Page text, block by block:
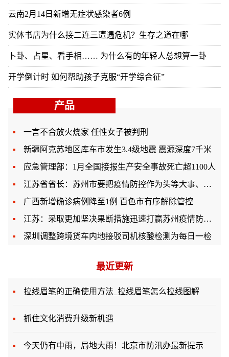
云南2月14日新增无症状感染者6例
实体书店为什么接二连三遭遇危机？生存之道在哪
卜卦、占星、看手相…… 为什么有的年轻人总想算一卦
开学倒计时 如何帮助孩子克服“开学综合征”
产品
一言不合放火烧家 任性女子被判刑
新疆阿克苏地区库车市发生3.4级地震 震源深度7千米
应急管理部：1月全国接报生产安全事故死亡超1100人
江苏省省长：苏州市要把疫情防控作为头等大事、第一要务
广西新增确诊病例降至1例 百色市有序解除管控
江苏：采取更加坚决果断措施迅速打赢苏州疫情防控战
深圳调整跨境货车内地接驳司机核酸检测为每日一检
最近更新
拉线眉笔的正确使用方法_拉线眉笔怎么拉线图解
抓住文化消费升级新机遇
今天仍有中雨，局地大雨！北京市防汛办最新提示